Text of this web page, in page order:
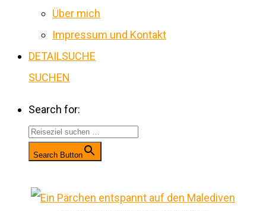
Über mich
Impressum und Kontakt
DETAILSUCHE
SUCHEN
Search for:
Search Button